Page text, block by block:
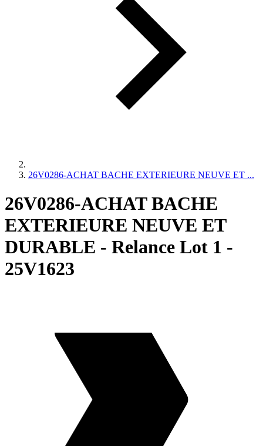
26V0286-ACHAT BACHE EXTERIEURE NEUVE ET ...
26V0286-ACHAT BACHE
EXTERIEURE NEUVE ET
DURABLE - Relance Lot 1 -
25V1623